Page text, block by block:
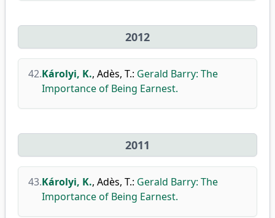
2012
42.Károlyi, K., Adès, T.: Gerald Barry: The
Importance of Being Earnest.
2011
43.Károlyi, K., Adès, T.: Gerald Barry: The
Importance of Being Earnest.